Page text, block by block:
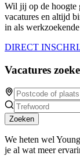
Wil jij op de hoogte
vacatures en altijd
in als
DIRECT
Vacatures
Zoeken
We heten wel
je al wat meer